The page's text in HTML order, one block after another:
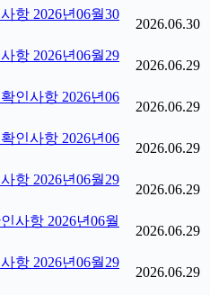
항 2026년06월30
2026.06.30
항 2026년06월29
2026.06.29
인사항 2026년06
2026.06.29
인사항 2026년06
2026.06.29
항 2026년06월29
2026.06.29
사항 2026년06월
2026.06.29
항 2026년06월29
2026.06.29